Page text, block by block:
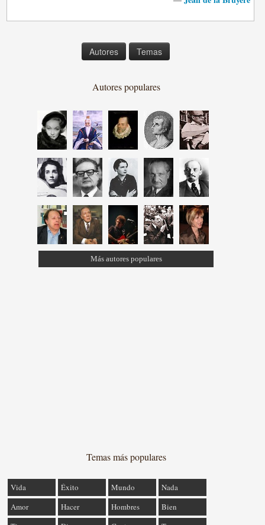
Autores Temas
Autores populares
Más autores populares
Temas más populares
Vida Éxito Mundo
Nada
Amor
Hacer Hombres
Bien